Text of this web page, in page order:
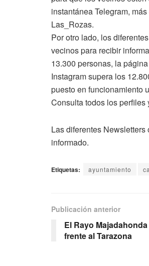
instantánea Telegram,
Las_Rozas.
Por otro lado, los
vecinos para recibir
13.300 personas, la
Instagram supera los
puesto en funcionamiento
Consulta todos los
Las diferentes
informado.
Etiquetas: ayuntamiento
Publicación anterior
El Rayo
frente al Tarazona